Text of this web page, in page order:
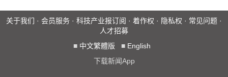
关于我们 · 会员服务 · 科技产业报订阅 · 着作权 · 隐私权 · 常见问题 ·
人才招募
■ 中文繁體版 ■ English
下载新闻App